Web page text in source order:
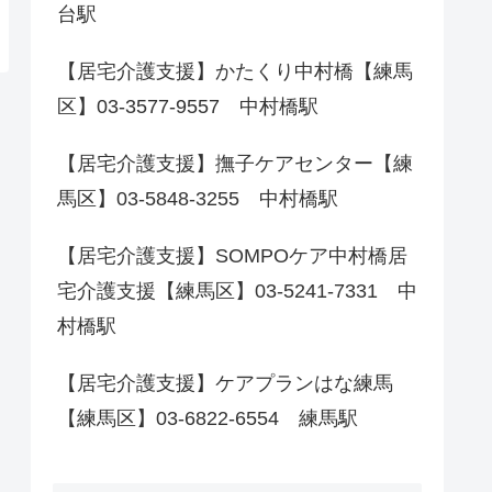
台駅
【居宅介護支援】かたくり中村橋【練馬
区】03-3577-9557 中村橋駅
【居宅介護支援】撫子ケアセンター【練
馬区】03-5848-3255 中村橋駅
【居宅介護支援】SOMPOケア中村橋居
宅介護支援【練馬区】03-5241-7331 中
村橋駅
【居宅介護支援】ケアプランはな練馬
【練馬区】03-6822-6554 練馬駅